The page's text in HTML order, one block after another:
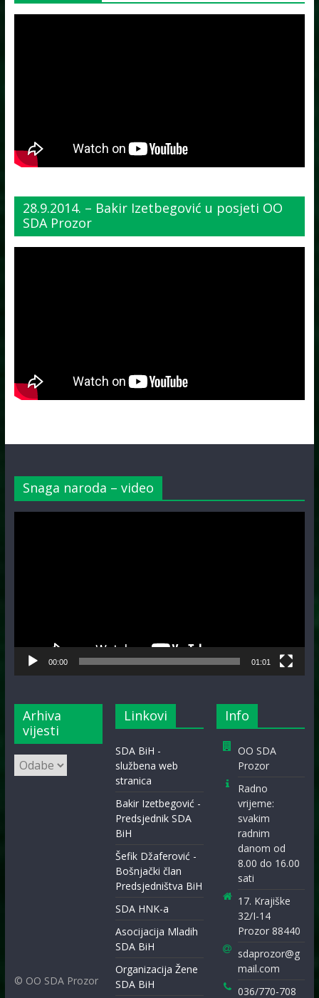
28.9.2014. – Bakir Izetbegović u posjeti OO
SDA Prozor
Snaga naroda – video
00:00 01:01
Arhiva
vijesti
Arhiva
vijesti
© OO SDA Prozor
Linkovi
SDA BiH -
službena web
stranica
Bakir Izetbegović -
Predsjednik SDA
BiH
Šefik Džaferović -
Bošnjački član
Predsjedništva BiH
SDA HNK-a
Asocijacija Mladih
SDA BiH
Organizacija Žene
SDA BiH
Info
OO SDA
Prozor
Radno
vrijeme:
svakim
radnim
danom od
8.00 do 16.00
sati
17. Krajiške
32/I-14
Prozor 88440
sdaprozor@g
mail.com
036/770-708